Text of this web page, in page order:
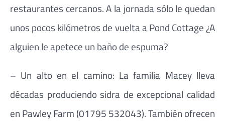
restaurantes cercanos. A la jornada sólo le quedan
unos pocos kilómetros de vuelta a Pond Cottage ¿A
alguien le apetece un baño de espuma?
– Un alto en el camino: La familia Macey lleva
décadas produciendo sidra de excepcional calidad
en Pawley Farm (01795 532043). También ofrecen